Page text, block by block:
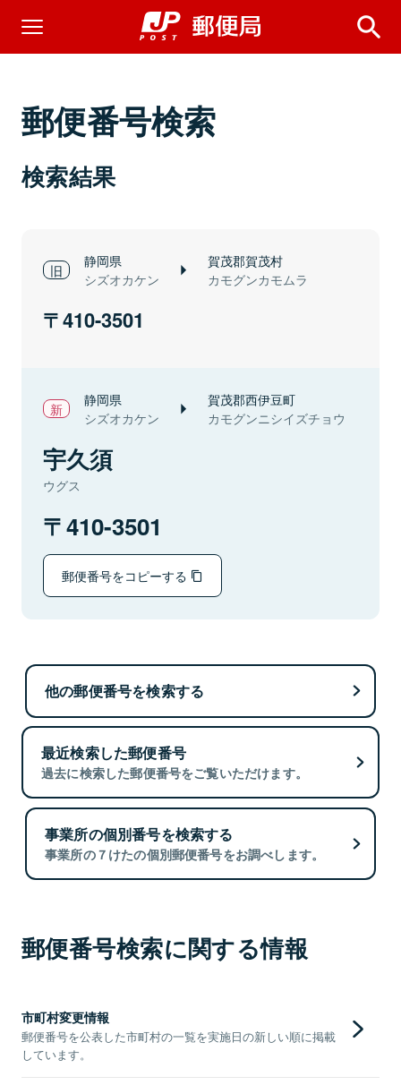
郵便番号検索
検索結果
静岡県
シズオカケン
賀茂郡賀茂村
カモグンカモムラ
410-3501
静岡県
シズオカケン
賀茂郡西伊豆町
カモグンニシイズチョウ
宇久須
ウグス
410-3501
郵便番号をコピーする
他の郵便番号を検索する
最近検索した郵便番号
過去に検索した郵便番号をご覧いただけます。
事業所の個別番号を検索する
事業所の７けたの個別郵便番号をお調べします。
郵便番号検索に関する情報
市町村変更情報
郵便番号を公表した市町村の一覧を実施日の新しい順に掲載
しています。